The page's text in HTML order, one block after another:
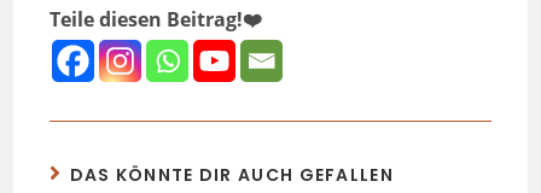
Teile diesen Beitrag!❤️
DAS KÖNNTE DIR AUCH GEFALLEN